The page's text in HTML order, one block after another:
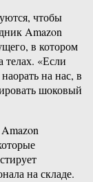
чтобы
Amazon
в котором
телах. «Если
на нас, в
шоковый
на складе.